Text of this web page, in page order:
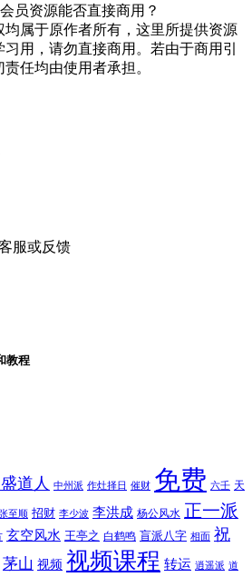
员资源能否直接商用？
均属于原作者所有，这里所提供资源
用，请勿直接商用。若由于商用引
任均由使用者承担。
服或反馈
教程
道人 中州派 作灶择日 催财 免费 六壬 天
至顺 招财 李少波 李洪成 杨公风水 正一派
玄空风水 王亭之 白鹤鸣 盲派八字 相面 祝
茅山 视频 视频课程 转运 逍遥派 道